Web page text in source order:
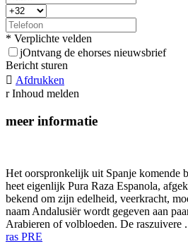
* Verplichte velden
jOntvang de ehorses nieuwsbrief
Bericht sturen
 Afdrukken
r Inhoud melden
meer informatie
Het oorspronkelijk uit Spanje komende
heet eigenlijk Pura Raza Espanola,
bekend om zijn edelheid, veerkracht,
naam Andalusiër wordt gegeven aan
Arabieren of volbloeden. De raszuivere
ras PRE